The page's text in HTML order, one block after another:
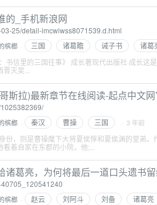
的_手机新浪网
25/detail-imcwiwss8071539.d.html
槟榔 · 三国 诸葛瞻 诫子书
诸葛
书信里的三国往事》 成长著现代出版社·成长这
灭吴...
斯拉)最新章节在线阅读-起点中文
槟榔 · 秦汉 曹操 三国 · 3 年前
份，则是曹操麾下大将夏侯惇和夏侯渊的堂弟
着自家在东郡的小院，他;...
诸葛亮，为何将最后一道口头遗书
槟榔 · 赵云 刘阿斗 刘备
诸葛亮